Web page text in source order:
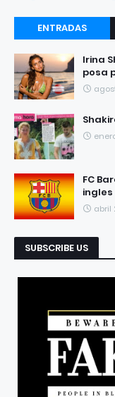
ENTRADAS
RECIENTES
Irina
posa
FC
ingles
abril
SUBSCRIBE US